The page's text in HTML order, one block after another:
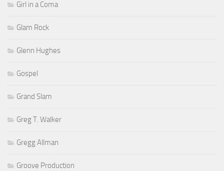
Girl in a Coma
Glam Rock
Glenn Hughes
Gospel
Grand Slam
Greg T. Walker
Gregg Allman
Groove Production